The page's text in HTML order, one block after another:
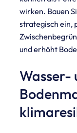
wirken. Bauen
strategisch ein,
und erhöht
Wasser-